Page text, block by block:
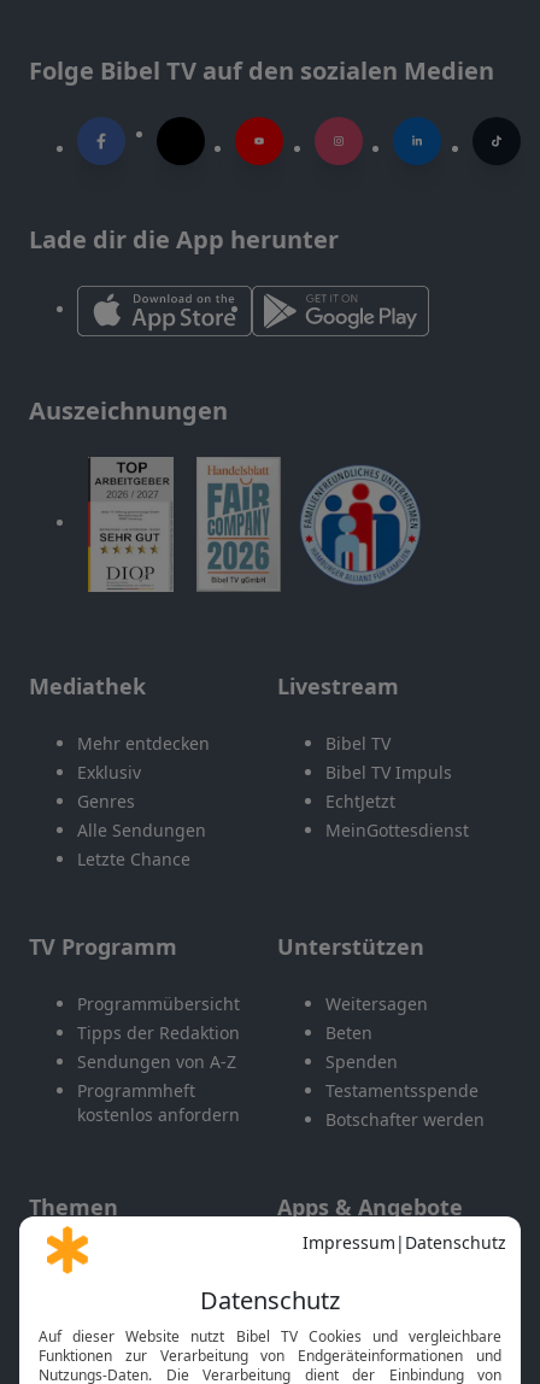
Folge Bibel TV auf den sozialen Medien
Lade dir die App herunter
Auszeichnungen
Mediathek
Mehr entdecken
Exklusiv
Genres
Alle Sendungen
Letzte Chance
Livestream
Bibel TV
Bibel TV Impuls
EchtJetzt
MeinGottesdienst
TV Programm
Programmübersicht
Tipps der Redaktion
Sendungen von A-Z
Programmheft
kostenlos anfordern
Unterstützen
Weitersagen
Beten
Spenden
Testamentsspende
Botschafter werden
Themen
Gott und Bibel erklärt
Neuigkeiten
Apps & Angebote
Mobile App
Smart TV